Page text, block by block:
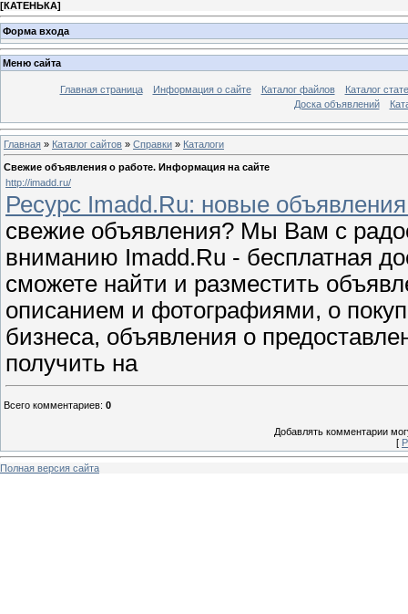
[КАТЕНЬКА]
Форма входа
Меню сайта
Главная страница Информация о сайте Каталог файлов
Каталог
Доска объявлений
Главная » Каталог сайтов » Справки » Каталоги
Свежие объявления о работе. Информация на сайте
http://imadd.ru/
Ресурс Imadd.Ru: новые
свежие объявления? Мы Вам с
вниманию Imadd.Ru - бесплатная
сможете найти и разместить
описанием и фотографиями, о
бизнеса, объявления о
получить на
Всего комментариев: 0
Добавлять комментарии
[
Полная версия сайта